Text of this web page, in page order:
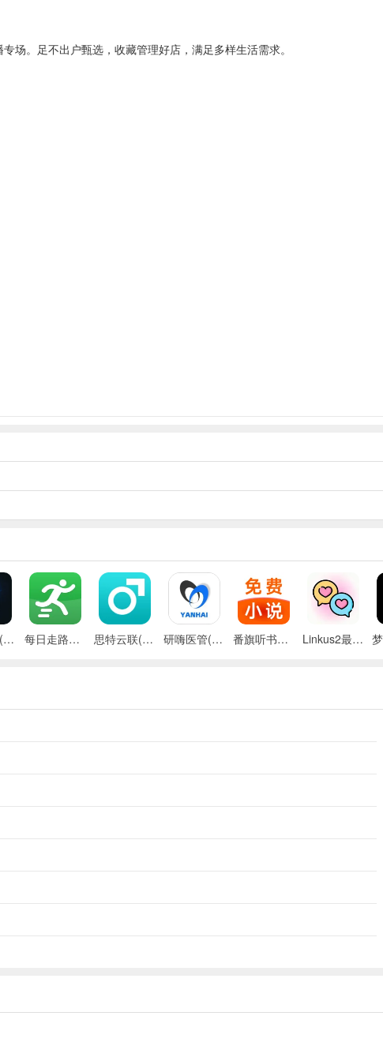
场。足不出户甄选，收藏管理好店，满足多样生活需求。
源丰富、界面简洁、操作方便的购物软件，值得下载体验。
灵犀魔戒(运动睡眠管家) 每日走路计步(运动健康记录) 思特云联(视频监控应用) 研嗨医管(医院管理平台) 番旗听书免费畅听(听书软件) Linkus2最新手机版